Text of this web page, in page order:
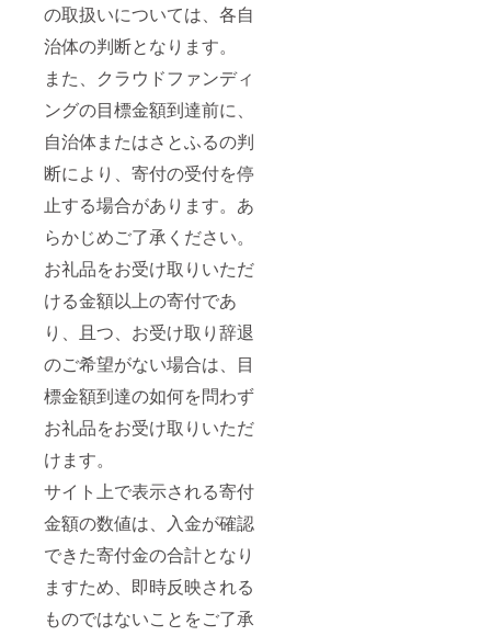
の取扱いについては、各自
治体の判断となります。
また、クラウドファンディ
ングの目標金額到達前に、
自治体またはさとふるの判
断により、寄付の受付を停
止する場合があります。あ
らかじめご了承ください。
お礼品をお受け取りいただ
ける金額以上の寄付であ
り、且つ、お受け取り辞退
のご希望がない場合は、目
標金額到達の如何を問わず
お礼品をお受け取りいただ
けます。
サイト上で表示される寄付
金額の数値は、入金が確認
できた寄付金の合計となり
ますため、即時反映される
ものではないことをご了承